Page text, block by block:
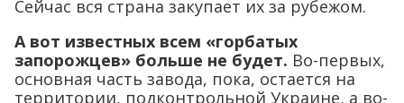
Сейчас вся страна закупает их за рубежом.
А вот известных всем «горбатых
запорожцев» больше не будет. Во-первых,
основная часть завода, пока, остается на
территории, подконтрольной Украине, а во-